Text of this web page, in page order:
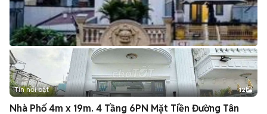
+2
Tin nổi bật 12
Nhà Phố 4m x 19m. 4 Tầng 6PN Mặt Tiền Đường Tân